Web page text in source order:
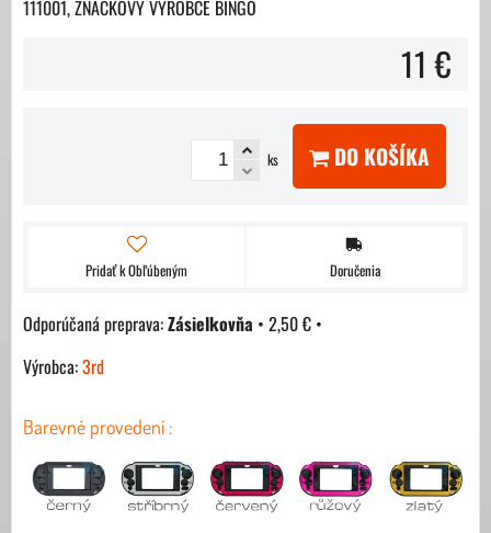
111001, ZNAČKOVÝ VÝROBCE BINGO
11 €
ks DO KOŠÍKA
Pridať k Obľúbeným Doručenia
Zásielkovňa • 2,50 € •
Výrobca:3rd
Barevné provedení :